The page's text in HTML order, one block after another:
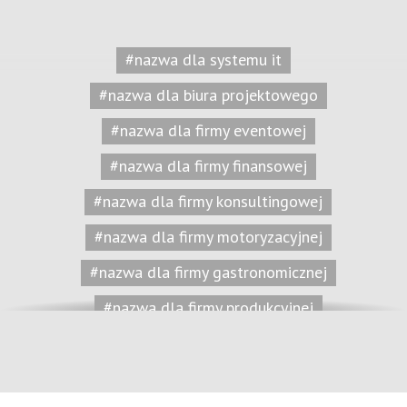
#nazwa dla systemu it
#nazwa dla biura projektowego
#nazwa dla firmy eventowej
#nazwa dla firmy finansowej
#nazwa dla firmy konsultingowej
#nazwa dla firmy motoryzacyjnej
#nazwa dla firmy gastronomicznej
#nazwa dla firmy produkcyjnej